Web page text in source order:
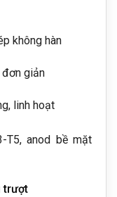
không hàn
giản
linh hoạt
T5, anod bề mặt
trượt